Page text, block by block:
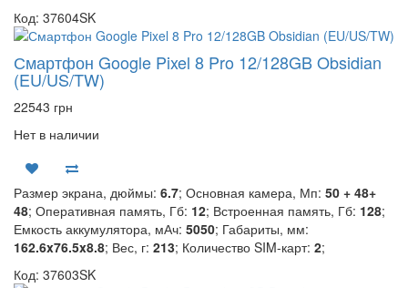
Код: 37604SK
Смартфон Google Pixel 8 Pro 12/128GB Obsidian
(EU/US/TW)
22543 грн
Нет в наличии
Размер экрана, дюймы: 6.7; Основная камера, Мп: 50 + 48+
48; Оперативная память, Гб: 12; Встроенная память, Гб: 128;
Емкость аккумулятора, мАч: 5050; Габариты, мм:
162.6x76.5x8.8; Вес, г: 213; Количество SIM-карт: 2;
Код: 37603SK